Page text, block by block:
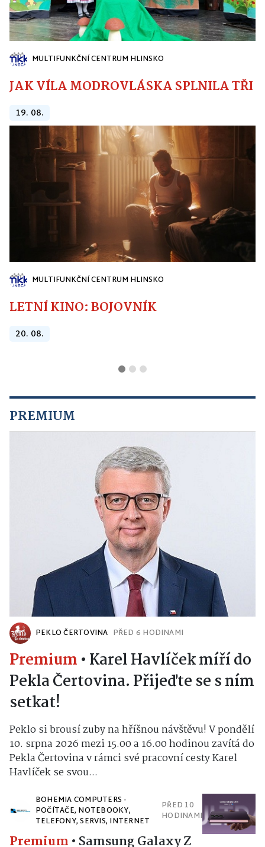
MULTIFUNKČNÍ CENTRUM HLINSKO
JAK VÍLA MODROVLÁSKA SPLNILA
19. 08.
MULTIFUNKČNÍ CENTRUM HLINSKO
LETNÍ KINO: BOJOVNÍK
20. 08.
PREMIUM
PEKLO ČERTOVINA PŘED 6 HODINAMI
Premium • Karel Havlíček míří do
Pekla Čertovina. Přijeďte se s ním
setkat!
Peklo si brousí zuby na hříšnou návštěvu! V pondělí
10. srpna 2026 mezi 15.00 a 16.00 hodinou zavítá do
Pekla Čertovina v rámci své pracovní cesty Karel
Havlíček se svou...
BOHEMIA COMPUTERS -
POČÍTAČE, NOTEBOOKY,
TELEFONY, SERVIS, INTERNET
PŘED 10
HODINAMI
Premium • Samsung Galaxy Z